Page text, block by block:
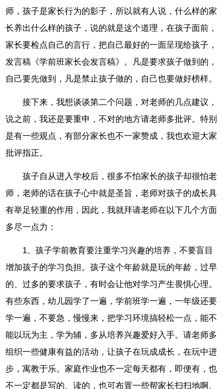
师，孩子是家长行为的影子，所以就有人说，什么样的家
长养出什么样的孩子，说的就是这个道理，在孩子面前，
家长要检点自己的言行，把自己最好的一面呈现给孩子，
发言稿《学前班家长会发言稿》。凡是要求孩子做到的，
自己要先做到，凡是禁止孩子做的，自己也要做好榜样。
接下来，我想谈谈第二个问题，对老师的几点建议，
说之前，我还是要重申，不对的地方请老师多批评。特别
是有一些观点，有部分家长也不一家赞成，我也欢迎大家
批评指正。
孩子自从进入学校后，很多不怕家长的孩子却很怕老
师，老师的话在孩子心中就是圣旨，老师对孩子的成长具
有举足轻重的作用，因此，我就拜请老师在以下几个方面
多尽一点力：
1、孩子学前教育要注重学习兴趣的培养，不要盲目
增加孩子的学习负担。孩子这个年龄就是玩的年龄，过早
的、过多的要求孩子，有时会让他对学习产生畏惧心理。
有些东西，幼儿园学了一遍，学前班学一遍，一年级还要
学一遍，不要急，慢慢来，把学习环境搞轻松一点，能不
能以玩为主，学为辅，多从培养兴趣爱好入手。请老师多
组织一些健康有益的活动，让孩子在玩成成长，在玩中进
步，寓教于乐。家庭作业也不一定每天都有，即便有，也
不一定都是写的、读的，也可布置一些帮家长扫扫地啊、